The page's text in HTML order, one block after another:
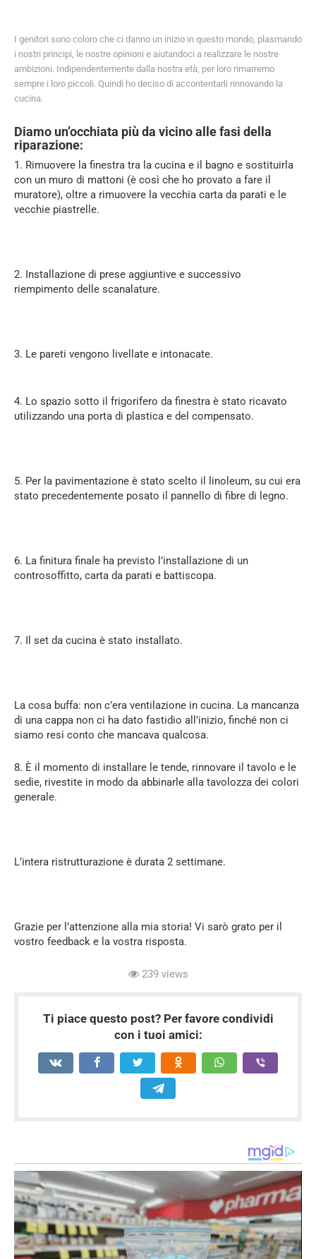
I genitori sono coloro che ci danno un inizio in questo mondo, plasmando
i nostri principi, le nostre opinioni e aiutandoci a realizzare le nostre
ambizioni. Indipendentemente dalla nostra età, per loro rimarremo
sempre i loro piccoli. Quindi ho deciso di accontentarli rinnovando la
cucina.
Diamo un’occhiata più da vicino alle fasi della
riparazione:
1. Rimuovere la finestra tra la cucina e il bagno e sostituirla
con un muro di mattoni (è così che ho provato a fare il
muratore), oltre a rimuovere la vecchia carta da parati e le
vecchie piastrelle.
2. Installazione di prese aggiuntive e successivo
riempimento delle scanalature.
3. Le pareti vengono livellate e intonacate.
4. Lo spazio sotto il frigorifero da finestra è stato ricavato
utilizzando una porta di plastica e del compensato.
5. Per la pavimentazione è stato scelto il linoleum, su cui era
stato precedentemente posato il pannello di fibre di legno.
6. La finitura finale ha previsto l’installazione di un
controsoffitto, carta da parati e battiscopa.
7. Il set da cucina è stato installato.
La cosa buffa: non c’era ventilazione in cucina. La mancanza
di una cappa non ci ha dato fastidio all’inizio, finché non ci
siamo resi conto che mancava qualcosa.
8. È il momento di installare le tende, rinnovare il tavolo e le
sedie, rivestite in modo da abbinarle alla tavolozza dei colori
generale.
L’intera ristrutturazione è durata 2 settimane.
Grazie per l’attenzione alla mia storia! Vi sarò grato per il
vostro feedback e la vostra risposta.
239 views
Ti piace questo post? Per favore condividi
con i tuoi amici: